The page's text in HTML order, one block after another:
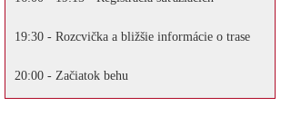
19:30 - Rozcvička a bližšie informácie o trase
20:00 - Začiatok behu